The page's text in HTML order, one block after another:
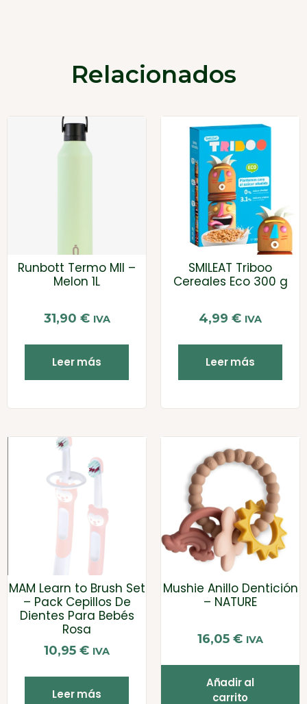
Relacionados
Runbott Termo MII –
Melon 1L
31,90 € IVA
Leer más
SMILEAT Triboo
Cereales Eco 300 g
4,99 € IVA
Leer más
MAM Learn to Brush Set
– Pack Cepillos De
Dientes Para Bebés
Rosa
10,95 € IVA
Leer más
Mushie Anillo Dentición
– NATURE
16,05 € IVA
Añadir al
carrito